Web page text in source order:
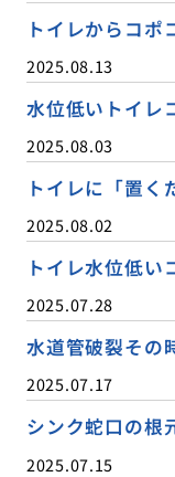
トイレからコポ
2025.08.13
水位低いトイレ
2025.08.03
トイレに「置く
2025.08.02
トイレ水位低い
2025.07.28
水道管破裂その
2025.07.17
シンク蛇口の根
2025.07.15